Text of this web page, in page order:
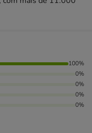
5 estrelas,
100%
0%
0%
0%
0%